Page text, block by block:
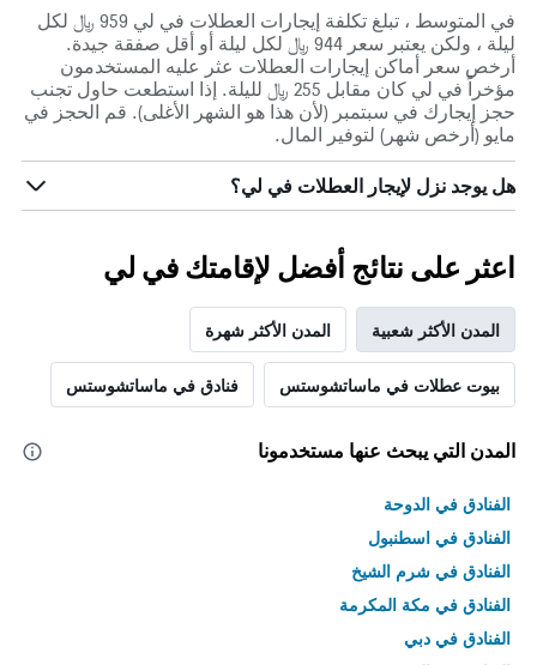
في المتوسط ، تبلغ تكلفة إيجارات العطلات في لي 959 ﷼ لكل
ليلة ، ولكن يعتبر سعر 944 ﷼ لكل ليلة أو أقل صفقة جيدة.
أرخص سعر أماكن إيجارات العطلات عثر عليه المستخدمون
مؤخراً في لي كان مقابل 255 ﷼ لليلة. إذا استطعت حاول تجنب
حجز إيجارك في سبتمبر (لأن هذا هو الشهر الأغلى). قم الحجز في
مايو (أرخص شهر) لتوفير المال.
هل يوجد نزل لإيجار العطلات في لي؟
اعثر على نتائج أفضل لإقامتك في لي
المدن الأكثر شعبية المدن الأكثر شهرة
بيوت عطلات في ماساتشوستس فنادق في ماساتشوستس
المدن التي يبحث عنها مستخدمونا
الفنادق في الدوحة
الفنادق في اسطنبول
الفنادق في شرم الشيخ
الفنادق في مكة المكرمة
الفنادق في دبي